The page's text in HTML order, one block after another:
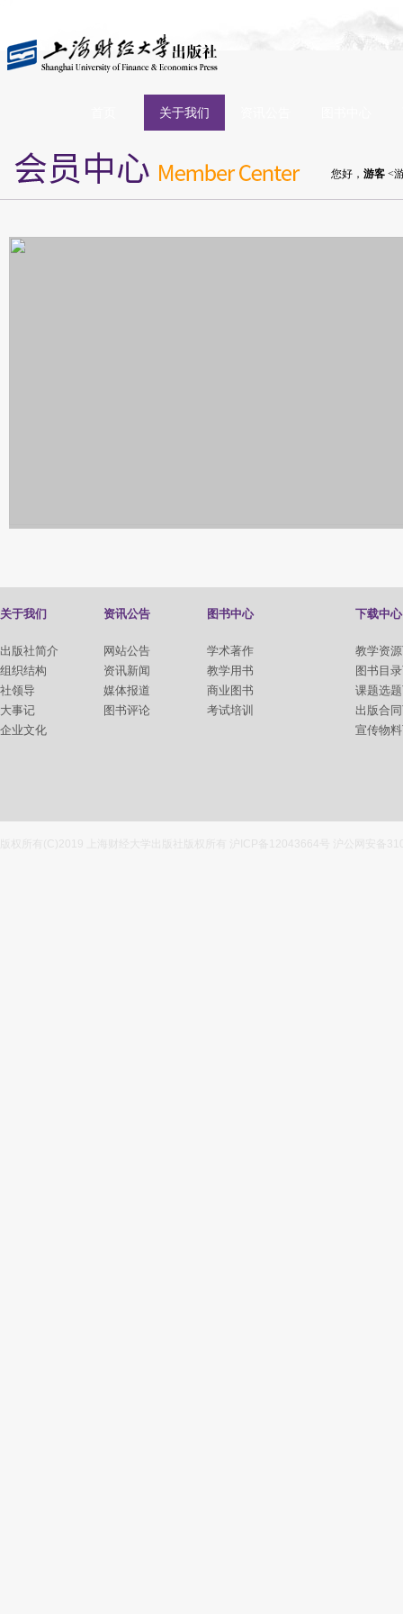
关于我们
您好， 游客 <
关于我们
出版社简介
组织结构
社领导
大事记
企业文化
资讯公告
网站公告
资讯新闻
媒体报道
图书评论
图书中心
学术著作
教学用书
商业图书
考试培训
下载中心
教学资
图书目
课题选
出版合
宣传物